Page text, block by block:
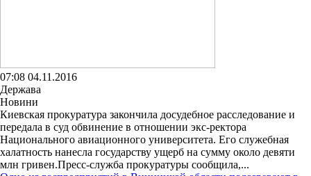
07:08 04.11.2016
Держава
Новини
Киевская прокуратура закончила досудебное расследование и
передала в суд обвинение в отношении экс-ректора
Национального авиационного университета. Его служебная
халатность нанесла государству ущерб на сумму около девяти
млн гривен.Пресс-служба прокуратуры сообщила,...